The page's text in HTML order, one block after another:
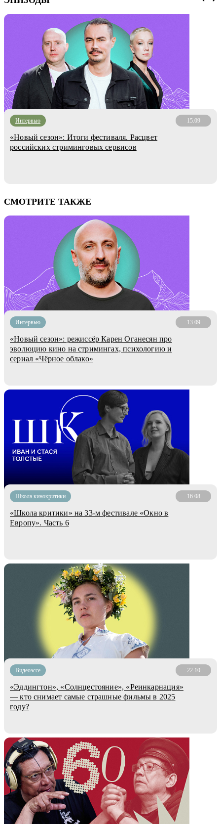
Интервью 15.09
«Новый сезон»: Итоги фестиваля. Расцвет
российских стриминговых сервисов
СМОТРИТЕ ТАКЖЕ
Интервью 13.09
«Новый сезон»: режиссёр Карен Оганесян про
эволюцию кино на стримингах, психологию и
сериал «Чёрное облако»
Школа кинокритики 16.08
«Школа критики» на 33-м фестивале «Окно в
Европу». Часть 6
Видеоэссе 22.10
«Эддингтон», «Солнцестояние», «Реинкарнация»
— кто снимает самые страшные фильмы в 2025
году?